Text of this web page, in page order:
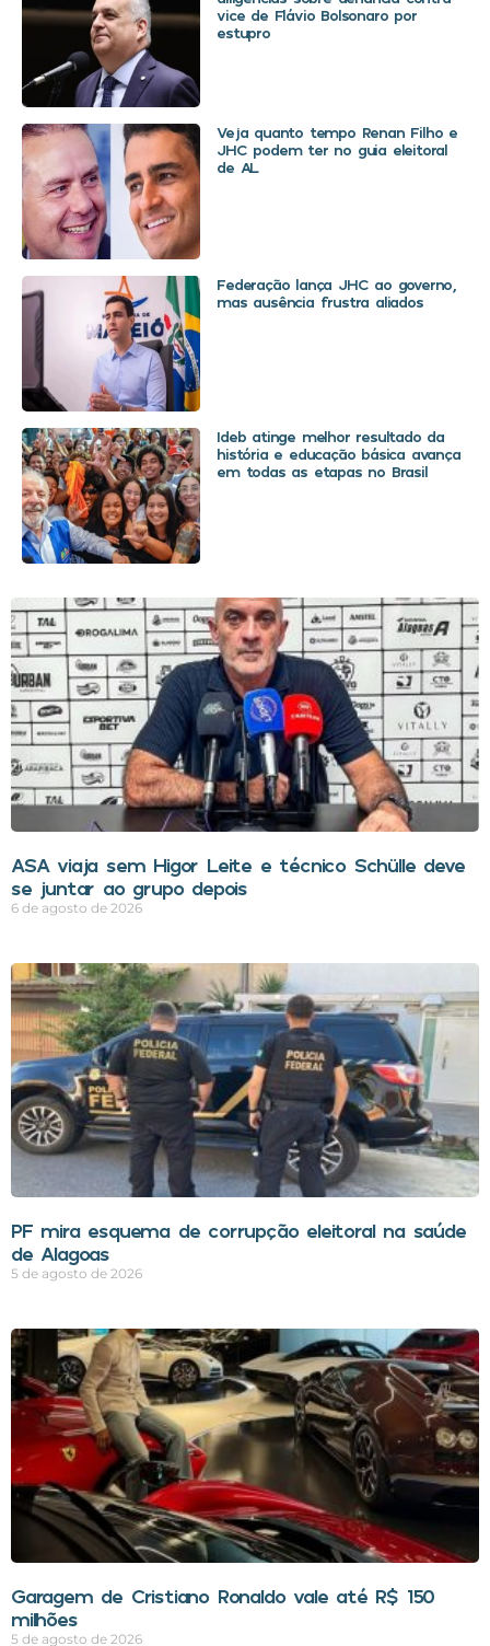
vice de Flávio Bolsonaro por
estupro
Veja quanto tempo Renan Filho e
JHC podem ter no guia eleitoral
de AL
Federação lança JHC ao governo,
mas ausência frustra aliados
Ideb atinge melhor resultado da
história e educação básica avança
em todas as etapas no Brasil
ASA viaja sem Higor Leite e técnico Schülle deve
se juntar ao grupo depois
6 de agosto de 2026
PF mira esquema de corrupção eleitoral na saúde
de Alagoas
5 de agosto de 2026
Garagem de Cristiano Ronaldo vale até R$ 150
milhões
5 de agosto de 2026